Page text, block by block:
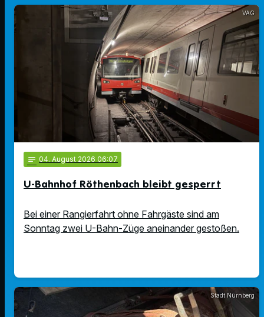
VAG
notes 04. August 2026 06:07
U-Bahnhof Röthenbach bleibt gesperrt
Bei einer Rangierfahrt ohne Fahrgäste sind am
Sonntag zwei U-Bahn-Züge aneinander gestoßen.
Stadt Nürnberg